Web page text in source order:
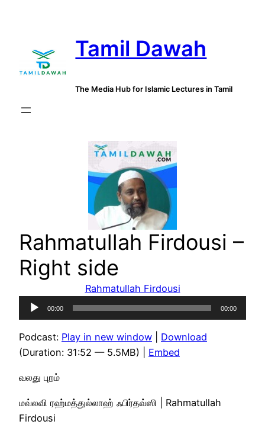
Tamil Dawah
The Media Hub for Islamic Lectures in Tamil
Rahmatullah Firdousi –
Right side
Rahmatullah Firdousi
Audio
Player
00:00 00:00
Podcast: Play in new window
Download
(Duration: 31:52 — 5.5MB) | Embed
வலது புறம்
மவ்லவி ரஹ்மத்துல்லாஹ் ஃபிர்தவ்ஸி | Rahmatullah
Firdousi